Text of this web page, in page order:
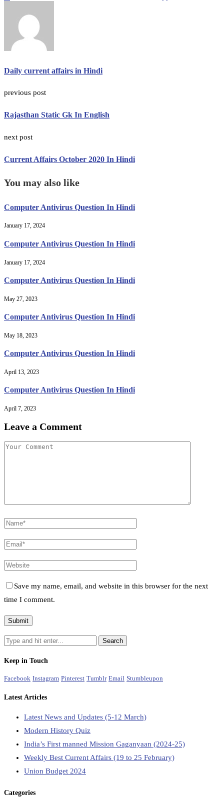
Daily current affairs in Hindi
previous post
Rajasthan Static Gk In English
next post
Current Affairs October 2020 In Hindi
You may also like
Computer Antivirus Question In Hindi
January 17, 2024
Computer Antivirus Question In Hindi
January 17, 2024
Computer Antivirus Question In Hindi
May 27, 2023
Computer Antivirus Question In Hindi
May 18, 2023
Computer Antivirus Question In Hindi
April 13, 2023
Computer Antivirus Question In Hindi
April 7, 2023
Leave a Comment
Save my name, email, and website in this browser for the next
time I comment.
Keep in Touch
Facebook Instagram Pinterest Tumblr Email Stumbleupon
Latest Articles
Latest News and Updates (5-12 March)
Modern History Quiz
India’s First manned Mission Gaganyaan (2024-25)
Weekly Best Current Affairs (19 to 25 February)
Union Budget 2024
Categories